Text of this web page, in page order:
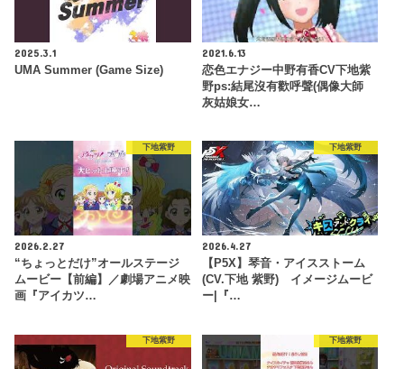
2025.3.1
UMA Summer (Game Size)
2021.6.13
恋色エナジー中野有香CV下地紫
野ps:結尾沒有歡呼聲(偶像大師
灰姑娘女…
下地紫野
2026.2.27
“ちょっとだけ”オールステージ
ムービー【前編】／劇場アニメ映
画『アイカツ…
下地紫野
2026.4.27
【P5X】琴音・アイスストーム
(CV.下地 紫野) イメージムービ
ー|『…
下地紫野 下地紫野